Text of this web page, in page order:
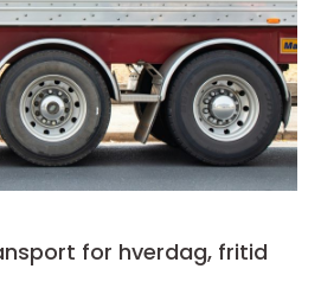
for hverdag, fritid